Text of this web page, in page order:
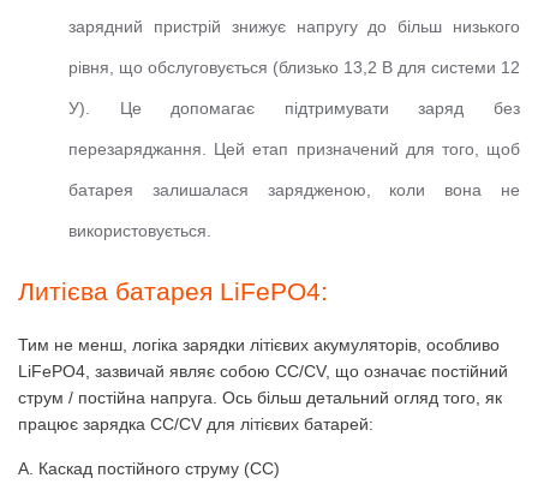
зарядний пристрій знижує напругу до більш низького
рівня, що обслуговується (близько 13,2 В для системи 12
У). Це допомагає підтримувати заряд без
перезаряджання. Цей етап призначений для того, щоб
батарея залишалася зарядженою, коли вона не
використовується.
Литієва батарея LiFePO4:
Тим не менш, логіка зарядки літієвих акумуляторів, особливо
LiFePO4, зазвичай являє собою CC/CV, що означає постійний
струм / постійна напруга. Ось більш детальний огляд того, як
працює зарядка CC/CV для літієвих батарей:
A. Каскад постійного струму (CC)